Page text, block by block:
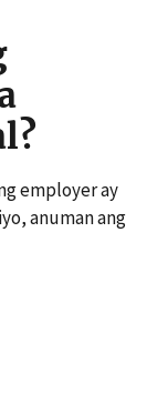
employer ay
anuman ang